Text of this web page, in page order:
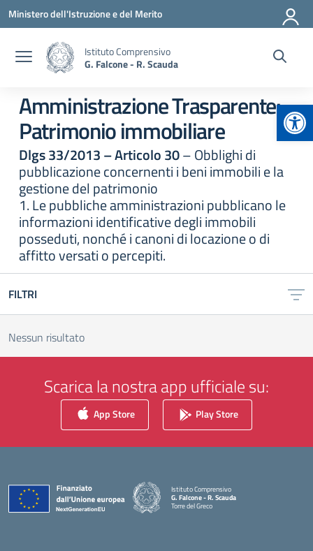
Vai ai contenuti
Vai al menu di navigazione
Vai al footer
Ministero dell'Istruzione e del Merito
Istituto Comprensivo
G. Falcone - R. Scauda
Amministrazione Trasparente:
Patrimonio immobiliare
Dlgs 33/2013 – Articolo 30– Obblighi di
pubblicazione concernenti i beni immobili e la
gestione del patrimonio
1. Le pubbliche amministrazioni pubblicano le
informazioni identificative degli immobili
posseduti, nonché i canoni di locazione o di
affitto versati o percepiti.
FILTRI
Nessun risultato
Scarica la nostra app ufficiale su:
App Store Play Store
Istituto Comprensivo
G. Falcone - R. Scauda
Torre del Greco